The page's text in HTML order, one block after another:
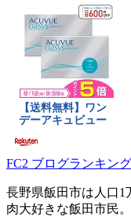
FC2 ブログランキング
長野県飯田市は人口1
肉大好きな飯田市民